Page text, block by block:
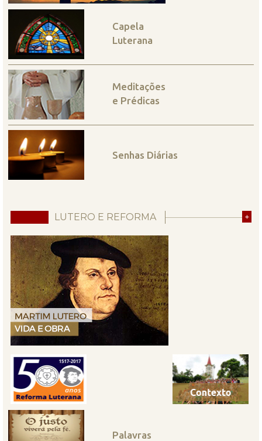
Capela
Luterana
Meditações
e Prédicas
Senhas Diárias
LUTERO E REFORMA +
Palavras